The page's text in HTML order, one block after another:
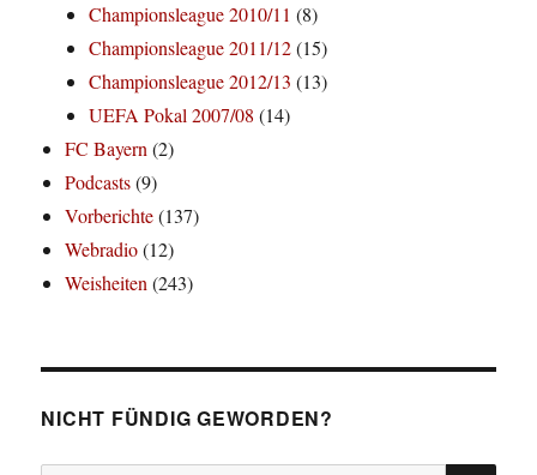
Championsleague 2010/11 (8)
Championsleague 2011/12(15)
Championsleague 2012/13 (13)
UEFA Pokal 2007/08 (14)
FC Bayern(2)
Podcasts(9)
Vorberichte(137)
Webradio(12)
Weisheiten(243)
NICHT FÜNDIG GEWORDEN?